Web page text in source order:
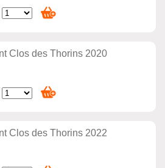
Clos des Thorins 2020
Clos des Thorins 2022